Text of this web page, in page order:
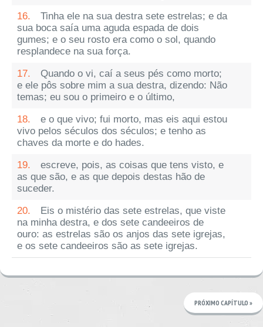
16.
Tinha ele na sua destra sete estrelas; e da
sua boca saía uma aguda espada de dois
gumes; e o seu rosto era como o sol, quando
resplandece na sua força.
17.
Quando o vi, caí a seus pés como morto;
e ele pôs sobre mim a sua destra, dizendo: Não
temas; eu sou o primeiro e o último,
18.
e o que vivo; fui morto, mas eis aqui estou
vivo pelos séculos dos séculos; e tenho as
chaves da morte e do hades.
19.
escreve, pois, as coisas que tens visto, e
as que são, e as que depois destas hão de
suceder.
20.
Eis o mistério das sete estrelas, que viste
na minha destra, e dos sete candeeiros de
ouro: as estrelas são os anjos das sete igrejas,
e os sete candeeiros são as sete igrejas.
PRÓXIMO CAPÍTULO »